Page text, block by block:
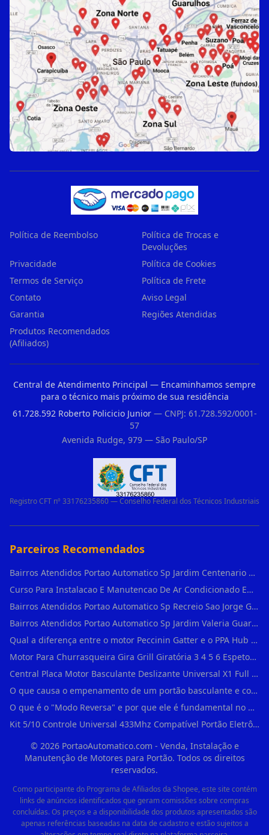
Política de Reembolso
Política de Trocas e
Devoluções
Privacidade
Política de Cookies
Termos de Serviço
Política de Frete
Contato
Aviso Legal
Garantia
Regiões Atendidas
Produtos Recomendados
(Afiliados)
Central de Atendimento Principal — Encaminhamos sempre
para o técnico mais próximo de sua residência
61.728.592 Roberto Policicio Junior— CNPJ: 61.728.592/0001-
57
Avenida Rudge, 979 — São Paulo/SP
Registro CFT nº 33176235860 — Conselho Federal dos Técnicos Industriais
Parceiros Recomendados
Bairros Atendidos Portao Automatico Sp Jardim Centenario Guarulhos Sp Motor Para Portao Automatico Eletronico
Curso Para Instalacao E Manutencao De Ar Condicionado Em Sao Paulo
Bairros Atendidos Portao Automatico Sp Recreio Sao Jorge Guarulhos Sp Motor Para Portao Automatico Eletronico
Bairros Atendidos Portao Automatico Sp Jardim Valeria Guarulhos Sp Motor Para Portao Automatico Eletronico
Qual a diferença entre o motor Peccinin Gatter e o PPA Hub em Vila Romana?
Motor Para Churrasqueira Gira Grill Giratória 3 4 5 6 Espetos Gme Maxtorque Bivo em Cidade Dutra
Central Placa Motor Basculante Deslizante Universal X1 Full Range 433mhz em Vila Prudente
O que causa o empenamento de um portão basculante e como evitar em Campo Belo?
O que é o "Modo Reversa" e por que ele é fundamental no dia a dia em Itapevi?
Kit 5/10 Controle Universal 433Mhz Compatível Portão Eletrônico Garagem Residenc em Pinheiros
© 2026PortaoAutomatico.com - Venda, Instalação e
Manutenção de Motores para Portão. Todos os direitos
reservados.
Como participante do Programa de Afiliados da Shopee, este site contém
links de anúncios identificados que geram comissões sobre compras
concluídas. Os preços e a disponibilidade dos produtos apresentados são
apenas referências baseadas na data de cadastro e estão sujeitos a